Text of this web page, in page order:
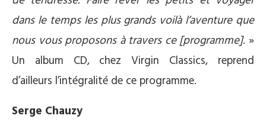
dans le temps les plus grands voilà l’aventure que
nous vous proposons à travers ce [programme]. »
Un album CD, chez Virgin Classics, reprend
d’ailleurs l’intégralité de ce programme.
Serge Chauzy